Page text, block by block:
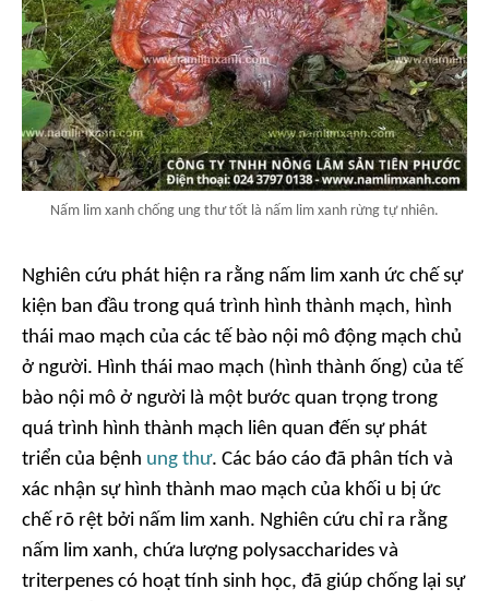
Nấm lim xanh chống ung thư tốt là nấm lim xanh rừng tự nhiên.
Nghiên cứu phát hiện ra rằng nấm lim xanh ức chế sự
kiện ban đầu trong quá trình hình thành mạch, hình
thái mao mạch của các tế bào nội mô động mạch chủ
ở người. Hình thái mao mạch (hình thành ống) của tế
bào nội mô ở người là một bước quan trọng trong
quá trình hình thành mạch liên quan đến sự phát
triển của bệnh ung thư. Các báo cáo đã phân tích và
xác nhận sự hình thành mao mạch của khối u bị ức
chế rõ rệt bởi nấm lim xanh. Nghiên cứu chỉ ra rằng
nấm lim xanh, chứa lượng polysaccharides và
triterpenes có hoạt tính sinh học, đã giúp chống lại sự